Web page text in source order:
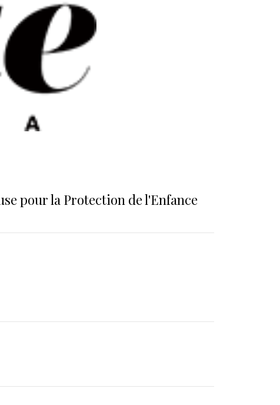
pour la Protection de l'Enfance